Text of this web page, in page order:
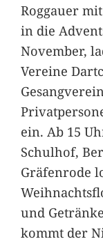
Roggauer
in die
November,
Vereine
ein. Ab 15
Schulhof,
Gräfenrode
und
kommt der